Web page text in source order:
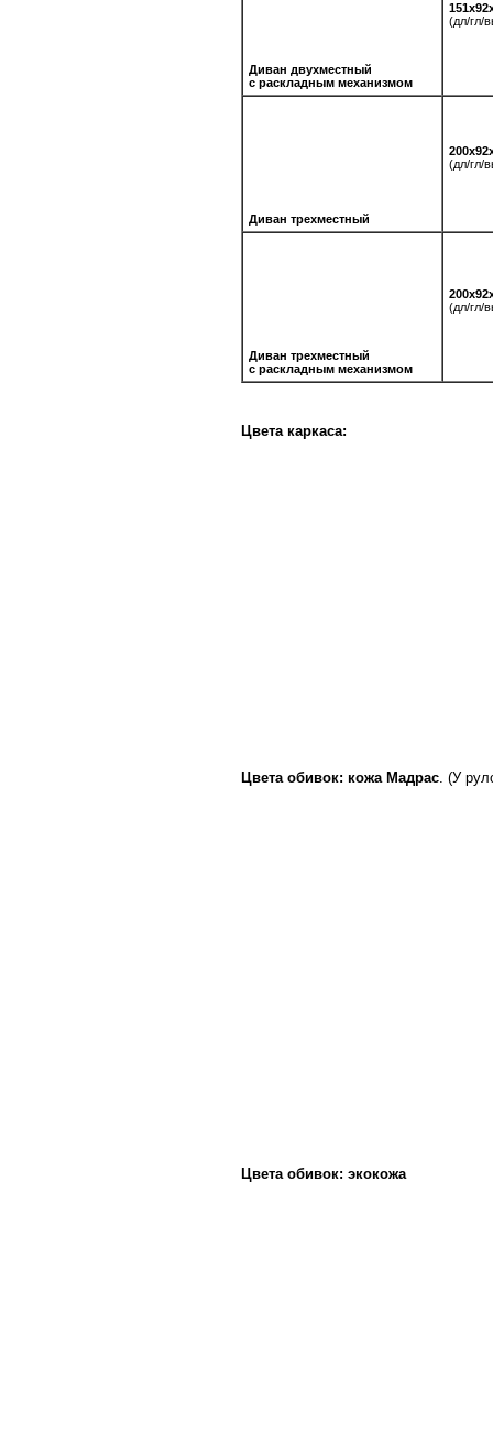
Диван двухместный
с раскладным механизмом
(дл/гл/
Диван трехместный
(дл/гл/
Диван трехместный
с раскладным механизмом
(дл/гл/
Цвета каркаса:
Цвета обивок: кожа Мадрас. (У
Цвета обивок: экокожа